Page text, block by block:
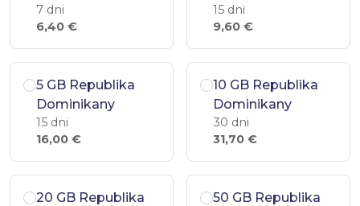
7 dni
6,40 €
15 dni
9,60 €
5 GB Republika
Dominikany
15 dni
16,00 €
10 GB Republika
Dominikany
30 dni
31,70 €
20 GB Republika
50 GB Republika